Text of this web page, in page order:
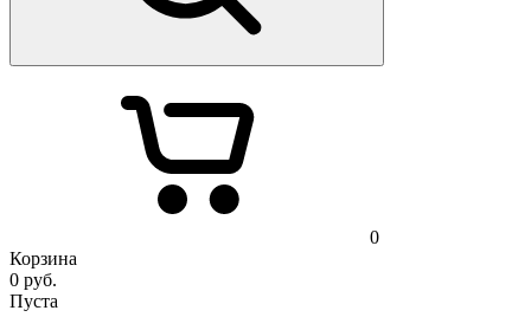
0
Корзина
0 руб.
Пуста